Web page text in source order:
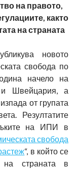
на правото,
както
на страната
новото
свобода по
начело на
и Швейцария, а
от групата
Резултатите
на ИПИ в
свобода
“, в който се
на страната в